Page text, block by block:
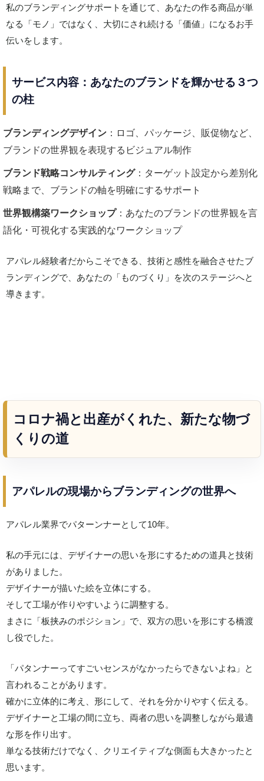
私のブランディングサポートを通じて、あなたの作る商品が単
なる「モノ」ではなく、大切にされ続ける「価値」になるお手
伝いをします。
サービス内容：あなたのブランドを輝かせる３つ
の柱
ブランディングデザイン ：ロゴ、パッケージ、販促物など、
ブランドの世界観を表現するビジュアル制作
ブランド戦略コンサルティング：ターゲット設定から差別化
戦略まで、ブランドの軸を明確にするサポート
世界観構築ワークショップ：あなたのブランドの世界観を言
語化・可視化する実践的なワークショップ
アパレル経験者だからこそできる、技術と感性を融合させたブ
ランディングで、あなたの「ものづくり」を次のステージへと
導きます。
コロナ禍と出産がくれた、新たな物づ
くりの道
アパレルの現場からブランディングの世界へ
アパレル業界でパターンナーとして10年。
私の手元には、デザイナーの思いを形にするための道具と技術
がありました。
デザイナーが描いた絵を立体にする。
そして工場が作りやすいように調整する。
まさに「板挟みのポジション」で、双方の思いを形にする橋渡
し役でした。
「パタンナーってすごいセンスがなかったらできないよね」と
言われることがあります。
確かに立体的に考え、形にして、それを分かりやすく伝える。
デザイナーと工場の間に立ち、両者の思いを調整しながら最適
な形を作り出す。
単なる技術だけでなく、クリエイティブな側面も大きかったと
思います。